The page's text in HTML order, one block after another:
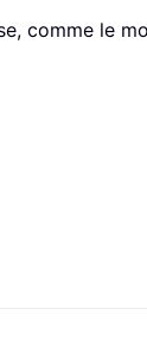
comme le